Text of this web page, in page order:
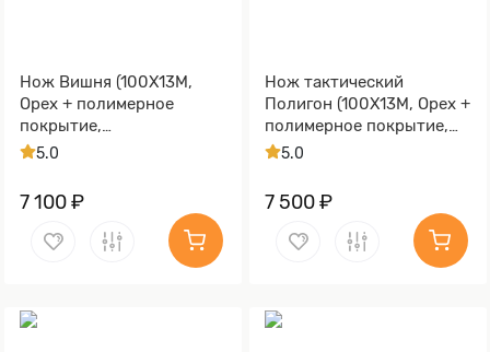
Нож Вишня (100Х13М,
Орех + полимерное
покрытие,
Металлический)
5.0
7 100 ₽
Нож тактический
Полигон (100Х13М, Орех +
полимерное покрытие,
Металлический)
5.0
7 500 ₽